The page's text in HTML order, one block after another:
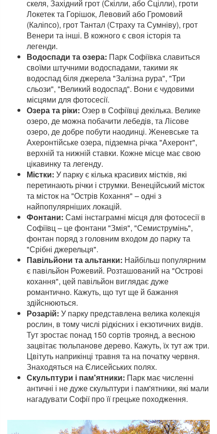
скеля, Західний грот (Скілли, або Сцілли), гроти
Локетек та Горішок, Левовий або Громовий
(Каліпсо), грот Тантал (Страху та Сумніву), грот
Венери та інші. В кожного є своя історія та
легенди.
Водоспади та озера: Парк Софіївка славиться
своїми штучними водоспадами, такими як
водоспад біля джерела "Залізна рура", "Три
сльози", "Великий водоспад". Вони є чудовими
місцями для фотосесії.
Озера та ріки: Озер в Софіївці декілька. Велике
озеро, де можна побачити лебедів, та Лісове
озеро, де добре побути наодинці. Женевське та
Ахеронтійське озера, підземна річка "Ахеронт",
верхній та нижній ставки. Кожне місце має свою
цікавинку та легенду.
Містки: У парку є кілька красивих містків, які
перетинають річки і струмки. Венеційський місток
та місток на "Острів Кохання" – одні з
найпопулярніших локацій.
Фонтани: Самі інстаграмні місця для фотосесії в
Софіївц – це фонтани "Змія", "Семиструмінь",
фонтан поряд з головним входом до парку та
"Срібні джерельця".
Павільйони та альтанки: Найбільш популярним
є павільйон Рожевий. Розташований на "Острові
кохання", цей павільйон виглядає дуже
романтично. Кажуть, що тут ще й бажання
здійснюються.
Розарій: У парку представлена велика колекція
рослин, в тому числі рідкісних і екзотичних видів.
Тут зростає понад 150 сортів троянд, а весною
зацвітає тюльпанове дерево. Кажуть, їх тут аж три.
Цвітуть наприкінці травня та на початку червня.
Знаходяться на Єлисейських полях.
Скульптури і пам'ятники: Парк має численні
античні і не дуже скульптури і пам'ятники, які мали
нагадувати Софії про її грецьке походження.